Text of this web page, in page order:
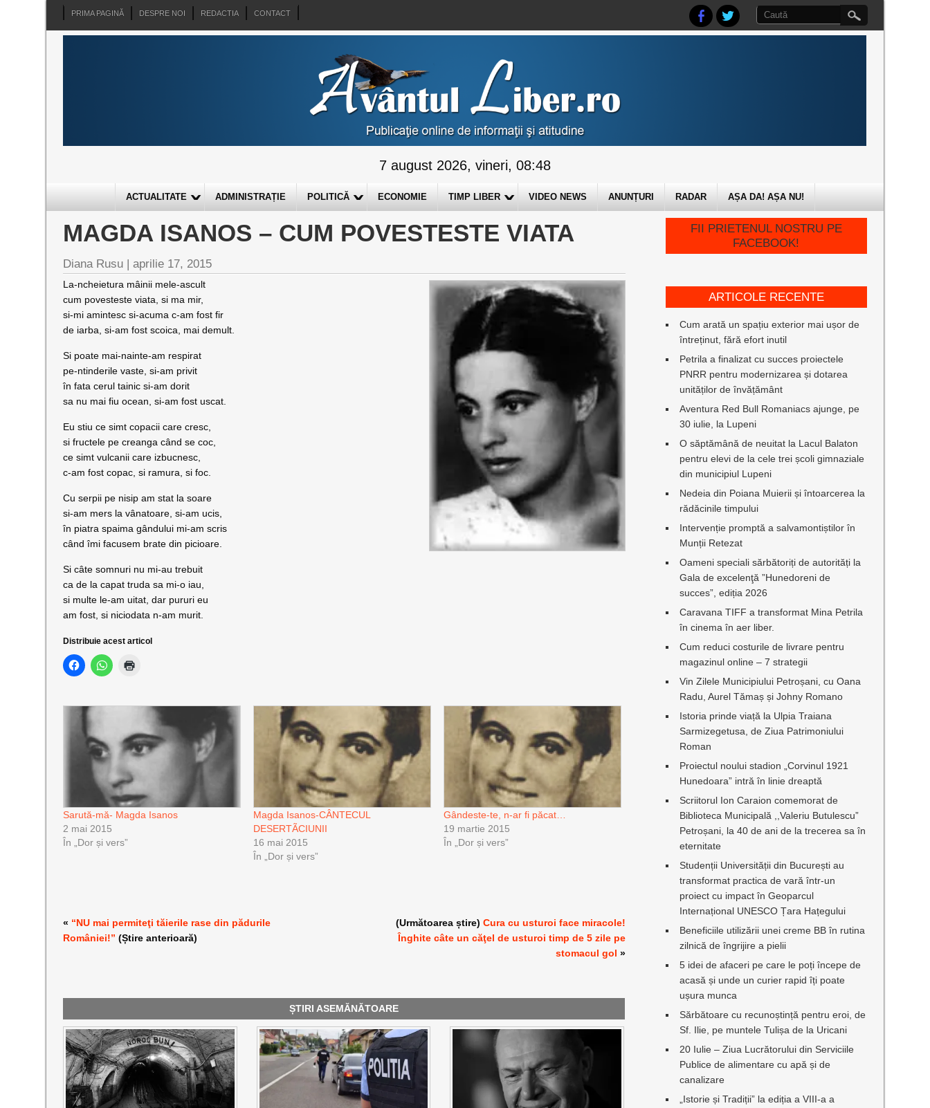
PRIMA PAGINĂ DESPRE NOI REDACTIA CONTACT
7 august 2026, vineri, 08:48
ACTUALITATE ADMINISTRAȚIE POLITICĂ ECONOMIE TIMP LIBER VIDEO NEWS ANUNȚURI RADAR AȘA DA! AȘA NU!
MAGDA ISANOS – CUM POVESTESTE VIATA
Diana Rusu |aprilie 17, 2015
La-ncheietura mâinii mele-ascult
cum povesteste viata, si ma mir,
si-mi amintesc si-acuma c-am fost fir
de iarba, si-am fost scoica, mai demult.
Si poate mai-nainte-am respirat
pe-ntinderile vaste, si-am privit
în fata cerul tainic si-am dorit
sa nu mai fiu ocean, si-am fost uscat.
Eu stiu ce simt copacii care cresc,
si fructele pe creanga când se coc,
ce simt vulcanii care izbucnesc,
c-am fost copac, si ramura, si foc.
Cu serpii pe nisip am stat la soare
si-am mers la vânatoare, si-am ucis,
în piatra spaima gândului mi-am scris
când îmi facusem brate din picioare.
Si câte somnuri nu mi-au trebuit
ca de la capat truda sa mi-o iau,
si multe le-am uitat, dar pururi eu
am fost, si niciodata n-am murit.
Distribuie acest articol
Sarută-mă- Magda Isanos
2 mai 2015
În „Dor și vers”
Magda Isanos-CÂNTECUL
DESERTÃCIUNII
16 mai 2015
În „Dor și vers”
Gândeste-te, n-ar fi păcat…
19 martie 2015
În „Dor și vers”
« “NU mai permiteţi tăierile rase din pădurile
României!” (Știre anterioară)
(Următoarea știre)Cura cu usturoi face miracole!
Înghite câte un căţel de usturoi timp de 5 zile pe
stomacul gol »
ȘTIRI ASEMĂNĂTOARE
FII PRIETENUL NOSTRU PE
FACEBOOK!
ARTICOLE RECENTE
Cum arată un spațiu exterior mai ușor de
întreținut, fără efort inutil
Petrila a finalizat cu succes proiectele
PNRR pentru modernizarea și dotarea
unităților de învățământ
Aventura Red Bull Romaniacs ajunge, pe
30 iulie, la Lupeni
O săptămână de neuitat la Lacul Balaton
pentru elevi de la cele trei școli gimnaziale
din municipiul Lupeni
Nedeia din Poiana Muierii și întoarcerea la
rădăcinile timpului
Intervenție promptă a salvamontiștilor în
Munții Retezat
Oameni speciali sărbătoriți de autorități la
Gala de excelenţă ”Hunedoreni de
succes”, ediția 2026
Caravana TIFF a transformat Mina Petrila
în cinema în aer liber.
Cum reduci costurile de livrare pentru
magazinul online – 7 strategii
Vin Zilele Municipiului Petroșani, cu Oana
Radu, Aurel Tămaș și Johny Romano
Istoria prinde viață la Ulpia Traiana
Sarmizegetusa, de Ziua Patrimoniului
Roman
Proiectul noului stadion „Corvinul 1921
Hunedoara” intră în linie dreaptă
Scriitorul Ion Caraion comemorat de
Biblioteca Municipală ,,Valeriu Butulescu”
Petroșani, la 40 de ani de la trecerea sa în
eternitate
Studenții Universității din București au
transformat practica de vară într-un
proiect cu impact în Geoparcul
Internațional UNESCO Țara Hațegului
Beneficiile utilizării unei creme BB în rutina
zilnică de îngrijire a pielii
5 idei de afaceri pe care le poți începe de
acasă și unde un curier rapid îți poate
ușura munca
Sărbătoare cu recunoștință pentru eroi, de
Sf. Ilie, pe muntele Tulișa de la Uricani
20 Iulie – Ziua Lucrătorului din Serviciile
Publice de alimentare cu apă și de
canalizare
„Istorie și Tradiții” la ediția a VIII-a a